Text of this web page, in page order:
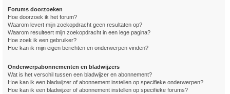
Forums doorzoeken
Hoe doorzoek ik het forum?
Waarom levert mijn zoekopdracht geen resultaten op?
Waarom resulteert mijn zoekopdracht in een lege pagina?
Hoe zoek ik een gebruiker?
Hoe kan ik mijn eigen berichten en onderwerpen vinden?
Onderwerpabonnementen en bladwijzers
Wat is het verschil tussen een bladwijzer en abonnement?
Hoe kan ik een bladwijzer of abonnement instellen op specifieke onderwerpen?
Hoe kan ik een bladwijzer of abonnement instellen op specifieke forums?